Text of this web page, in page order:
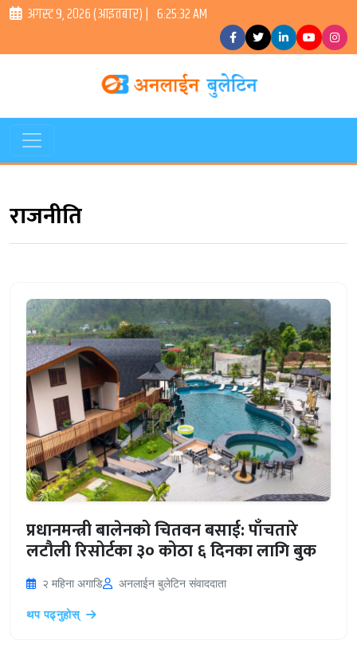
अगस्ट ९, २०२६ (आइतबार) | 6:25:33 AM
राजनीति
प्रधानमन्त्री बालेनको चितवन बसाई: पाँचतारे
लटौली रिसोर्टका ३० कोठा ६ दिनका लागि बुक
२ महिना अगाडि अनलाईन बुलेटिन संवाददाता
थप पढ्नुहोस्